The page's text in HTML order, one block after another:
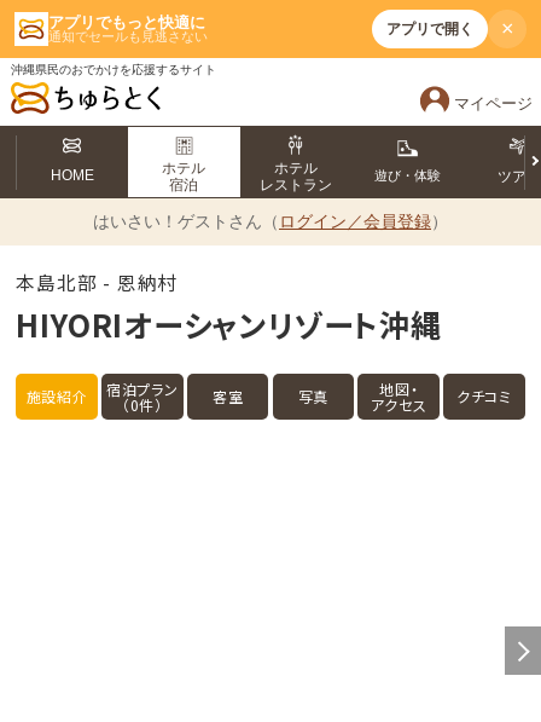
アプリでもっと快適に
通知でセールも見逃さない アプリで開く ×
沖縄県民のおでかけを応援するサイト
マイページ
HOME
ホテル
宿泊
ホテル
レストラン
遊び・体験 ツアー
はいさい！ ゲストさん（ ログイン／会員登録）
本島北部 - 恩納村
HIYORIオーシャンリゾート沖縄
施設紹介 宿泊プラン
（0件） 客室 写真 地図・
アクセス クチコミ